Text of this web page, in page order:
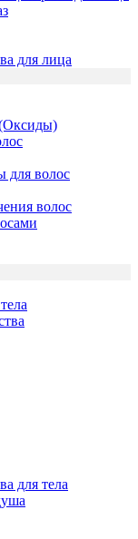
для лица
для волос
волос
для тела